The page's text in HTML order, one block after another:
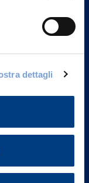
dettagli